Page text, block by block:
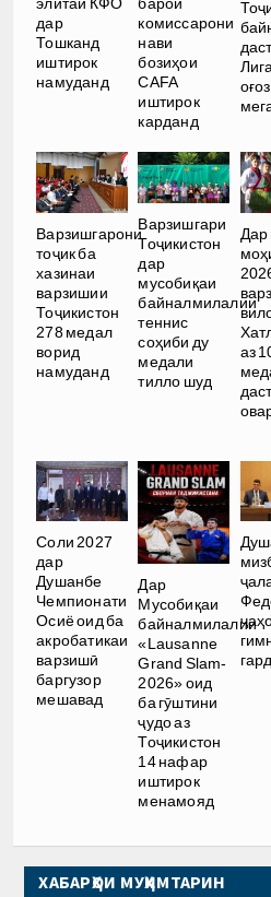
элитаи КФО
дар
Тошканд
иштирок
намуданд
барои
комиссарони
нави
бозиҳои
CAFA
иштирок
карданд
оғоз
Варзишгарони
тоҷик ба
хазинаи
варзишии
Тоҷикистон
278 медал
ворид
намуданд
Варзишгари
Тоҷикистон
дар
мусобиқаи
байналмилалии
теннис
соҳиби ду
медали
тилло шуд
аз
Соли 2027
дар
Душанбе
Чемпионати
Осиё оид ба
акробатикаи
варзишӣ
баргузор
мешавад
Дар
Мусобиқаи
байналмилалии
«Lausanne
Grand Slam-
2026» оид
ба гӯштини
ҷудо аз
Тоҷикистон
14 нафар
иштирок
менамояд
ХАБАРҲОИ МУҲИМТАРИН